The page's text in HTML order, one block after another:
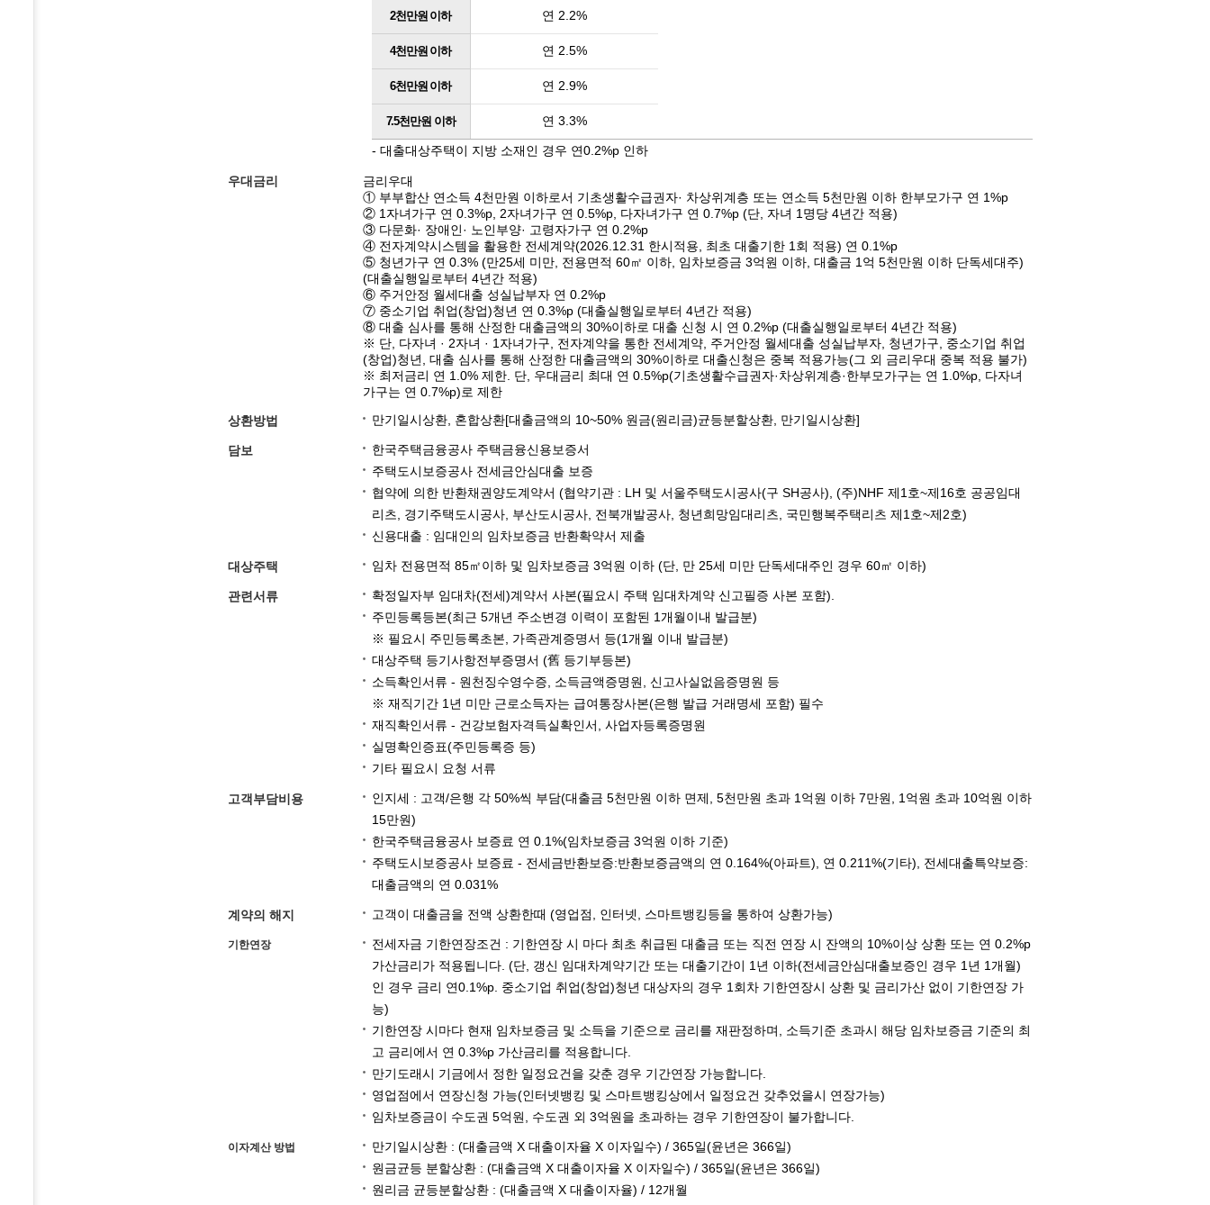
2천만원 이하 연 2.2%
4천만원 이하 연 2.5%
6천만원 이하 연 2.9%
7.5천만원 이하 연 3.3%
- 대출대상주택이 지방 소재인 경우 연0.2%p 인하
우대금리
금리우대
① 부부합산 연소득 4천만원 이하로서 기초생활수급권자· 차상위계층 또는 연소득 5천만원 이하 한부모가구 연 1%p
② 1자녀가구 연 0.3%p, 2자녀가구 연 0.5%p, 다자녀가구 연 0.7%p (단, 자녀 1명당 4년간 적용)
③ 다문화· 장애인· 노인부양· 고령자가구 연 0.2%p
④ 전자계약시스템을 활용한 전세계약(2026.12.31 한시적용, 최초 대출기한 1회 적용) 연 0.1%p
⑤ 청년가구 연 0.3% (만25세 미만, 전용면적 60㎡ 이하, 임차보증금 3억원 이하, 대출금 1억 5천만원 이하 단독세대주)
(대출실행일로부터 4년간 적용)
⑥ 주거안정 월세대출 성실납부자 연 0.2%p
⑦ 중소기업 취업(창업)청년 연 0.3%p (대출실행일로부터 4년간 적용)
⑧ 대출 심사를 통해 산정한 대출금액의 30%이하로 대출 신청 시 연 0.2%p (대출실행일로부터 4년간 적용)
※ 단, 다자녀 · 2자녀 · 1자녀가구, 전자계약을 통한 전세계약, 주거안정 월세대출 성실납부자, 청년가구, 중소기업 취업
(창업)청년, 대출 심사를 통해 산정한 대출금액의 30%이하로 대출신청은 중복 적용가능(그 외 금리우대 중복 적용 불가)
※ 최저금리 연 1.0% 제한. 단, 우대금리 최대 연 0.5%p(기초생활수급권자·차상위계층·한부모가구는 연 1.0%p, 다자녀
가구는 연 0.7%p)로 제한
상환방법
만기일시상환, 혼합상환[대출금액의 10~50% 원금(원리금)균등분할상환, 만기일시상환]
담보
한국주택금융공사 주택금융신용보증서
주택도시보증공사 전세금안심대출 보증
협약에 의한 반환채권양도계약서 (협약기관 : LH 및 서울주택도시공사(구 SH공사), (주)NHF 제1호~제16호 공공임대
리츠, 경기주택도시공사, 부산도시공사, 전북개발공사, 청년희망임대리츠, 국민행복주택리츠 제1호~제2호)
신용대출 : 임대인의 임차보증금 반환확약서 제출
대상주택 임차 전용면적 85㎡이하 및 임차보증금 3억원 이하 (단, 만 25세 미만 단독세대주인 경우 60㎡ 이하)
관련서류
확정일자부 임대차(전세)계약서 사본(필요시 주택 임대차계약 신고필증 사본 포함).
주민등록등본(최근 5개년 주소변경 이력이 포함된 1개월이내 발급분)
※ 필요시 주민등록초본, 가족관계증명서 등(1개월 이내 발급분)
대상주택 등기사항전부증명서 (舊 등기부등본)
소득확인서류 - 원천징수영수증, 소득금액증명원, 신고사실없음증명원 등
※ 재직기간 1년 미만 근로소득자는 급여통장사본(은행 발급 거래명세 포함) 필수
재직확인서류 - 건강보험자격득실확인서, 사업자등록증명원
실명확인증표(주민등록증 등)
기타 필요시 요청 서류
고객부담비용
인지세 : 고객/은행 각 50%씩 부담(대출금 5천만원 이하 면제, 5천만원 초과 1억원 이하 7만원, 1억원 초과 10억원 이하
15만원)
한국주택금융공사 보증료 연 0.1%(임차보증금 3억원 이하 기준)
주택도시보증공사 보증료 - 전세금반환보증:반환보증금액의 연 0.164%(아파트), 연 0.211%(기타), 전세대출특약보증:
대출금액의 연 0.031%
계약의 해지 고객이 대출금을 전액 상환한때 (영업점, 인터넷, 스마트뱅킹등을 통하여 상환가능)
기한연장
전세자금 기한연장조건 : 기한연장 시 마다 최초 취급된 대출금 또는 직전 연장 시 잔액의 10%이상 상환 또는 연 0.2%p
가산금리가 적용됩니다. (단, 갱신 임대차계약기간 또는 대출기간이 1년 이하(전세금안심대출보증인 경우 1년 1개월)
인 경우 금리 연0.1%p. 중소기업 취업(창업)청년 대상자의 경우 1회차 기한연장시 상환 및 금리가산 없이 기한연장 가
능)
기한연장 시마다 현재 임차보증금 및 소득을 기준으로 금리를 재판정하며, 소득기준 초과시 해당 임차보증금 기준의 최
고 금리에서 연 0.3%p 가산금리를 적용합니다.
만기도래시 기금에서 정한 일정요건을 갖춘 경우 기간연장 가능합니다.
영업점에서 연장신청 가능(인터넷뱅킹 및 스마트뱅킹상에서 일정요건 갖추었을시 연장가능)
임차보증금이 수도권 5억원, 수도권 외 3억원을 초과하는 경우 기한연장이 불가합니다.
이자계산 방법
만기일시상환 : (대출금액 X 대출이자율 X 이자일수) / 365일(윤년은 366일)
원금균등 분할상환 : (대출금액 X 대출이자율 X 이자일수) / 365일(윤년은 366일)
원리금 균등분할상환 : (대출금액 X 대출이자율) / 12개월